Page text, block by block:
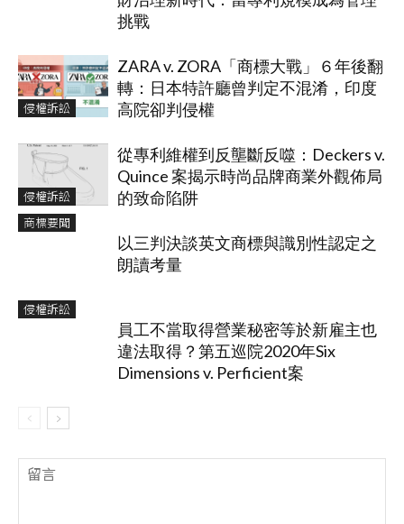
挑戰
侵權訴訟
ZARA v. ZORA「商標大戰」６年後翻
轉：日本特許廳曾判定不混淆，印度
高院卻判侵權
侵權訴訟
從專利維權到反壟斷反噬：Deckers v.
Quince 案揭示時尚品牌商業外觀佈局
的致命陷阱
商標要聞
以三判決談英文商標與識別性認定之
朗讀考量
侵權訴訟
員工不當取得營業秘密等於新雇主也
違法取得？第五巡院2020年Six
Dimensions v. Perficient案